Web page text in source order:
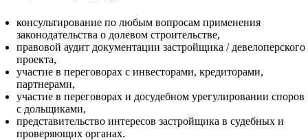
консультирование по любым вопросам применения
законодательства о долевом строительстве,
правовой аудит документации застройщика / девелоперского
проекта,
участие в переговорах с инвесторами, кредиторами,
партнерами,
участие в переговорах и досудебном урегулировании споров
с дольщиками,
представительство интересов застройщика в судебных и
проверяющих органах.